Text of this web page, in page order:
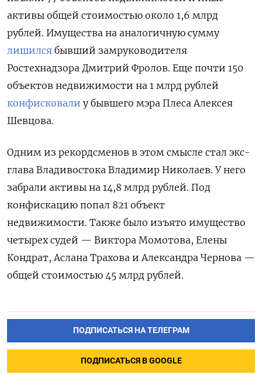
активы общей стоимостью около 1,6 млрд
рублей. Имущества на аналогичную сумму
лишился бывший замруководителя
Ростехнадзора Дмитрий Фролов. Еще почти 150
объектов недвижимости на 1 млрд рублей
конфисковали у бывшего мэра Плеса Алексея
Шевцова.
Одним из рекордсменов в этом смысле стал экс-
глава Владивостока Владимир Николаев. У него
забрали активы на 14,8 млрд рублей. Под
конфискацию попал 821 объект
недвижимости. Также было изъято имущество
четырех судей — Виктора Момотова, Елены
Кондрат, Аслана Трахова и Александра Чернова —
общей стоимостью 45 млрд рублей.
ПОДПИСАТЬСЯ НА ТЕЛЕГРАМ
ПОДПИСАТЬСЯ В GOOGLE